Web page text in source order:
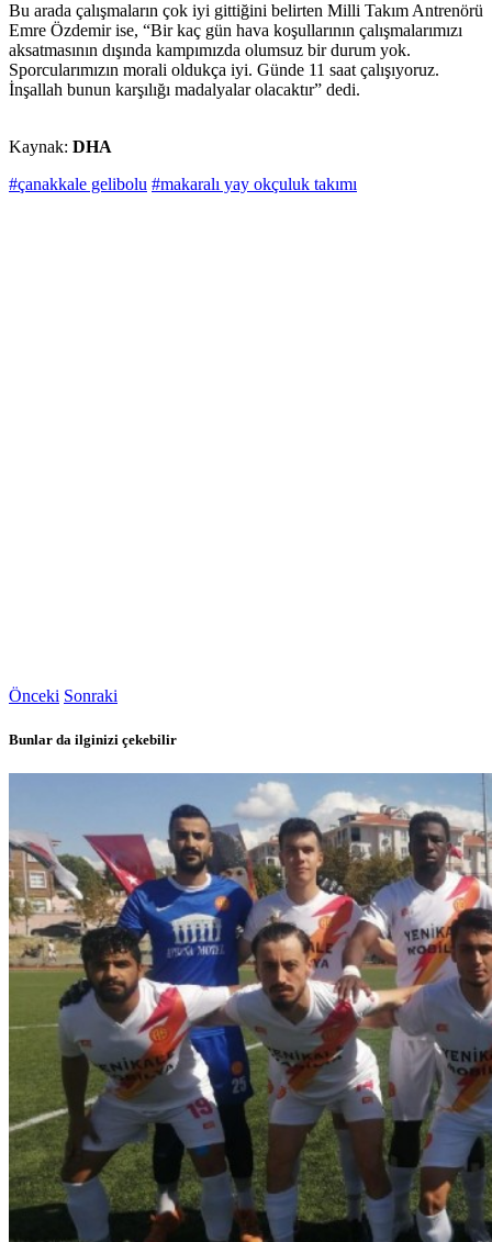
Bu arada çalışmaların çok iyi gittiğini belirten Milli Takım Antrenörü
Emre Özdemir ise, “Bir kaç gün hava koşullarının çalışmalarımızı
aksatmasının dışında kampımızda olumsuz bir durum yok.
Sporcularımızın morali oldukça iyi. Günde 11 saat çalışıyoruz.
İnşallah bunun karşılığı madalyalar olacaktır” dedi.
Kaynak: DHA
#çanakkale gelibolu #makaralı yay okçuluk takımı
Önceki Sonraki
Bunlar da ilginizi çekebilir